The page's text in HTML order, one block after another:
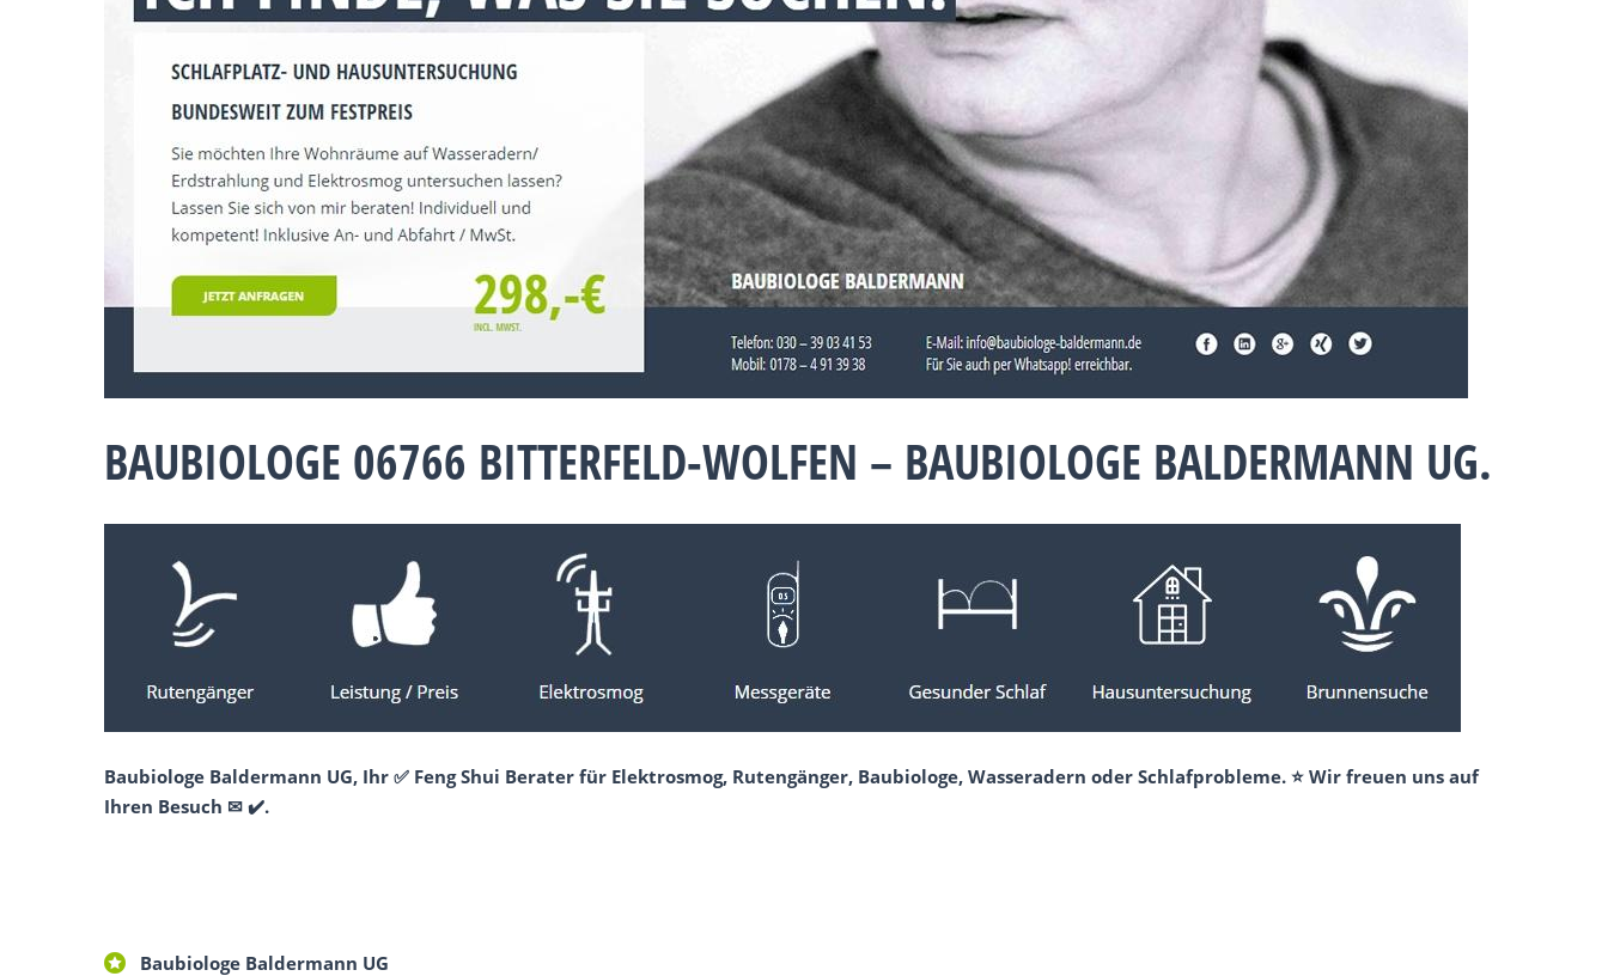
BAUBIOLOGE 06766 BITTERFELD-WOLFEN – BAUBIOLOGE BALDERMANN UG.
Baubiologe Baldermann UG, Ihr ✅ Feng Shui Berater für Elektrosmog, Rutengänger, Baubiologe, Wasseradern oder Schlafprobleme. ⭐ Wir freuen uns auf
Ihren Besuch ✉ ✔️.
Baubiologe Baldermann UG